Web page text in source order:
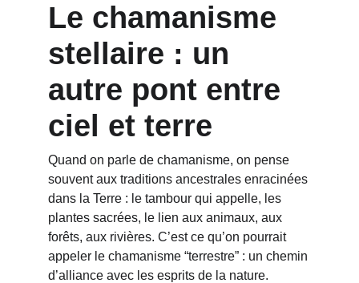
Le chamanisme
stellaire : un
autre pont entre
ciel et terre
Quand on parle de chamanisme, on pense
souvent aux traditions ancestrales enracinées
dans la Terre : le tambour qui appelle, les
plantes sacrées, le lien aux animaux, aux
forêts, aux rivières. C’est ce qu’on pourrait
appeler le chamanisme “terrestre” : un chemin
d’alliance avec les esprits de la nature.